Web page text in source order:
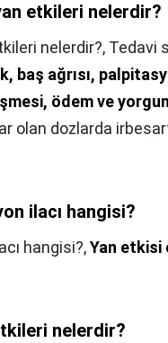
etkileri nelerdir?
nelerdir?, Tedavi
baş ağrısı,
ödem ve
olan dozlarda
ilacı hangisi?
hangisi?,Yan etkisi
nelerdir?